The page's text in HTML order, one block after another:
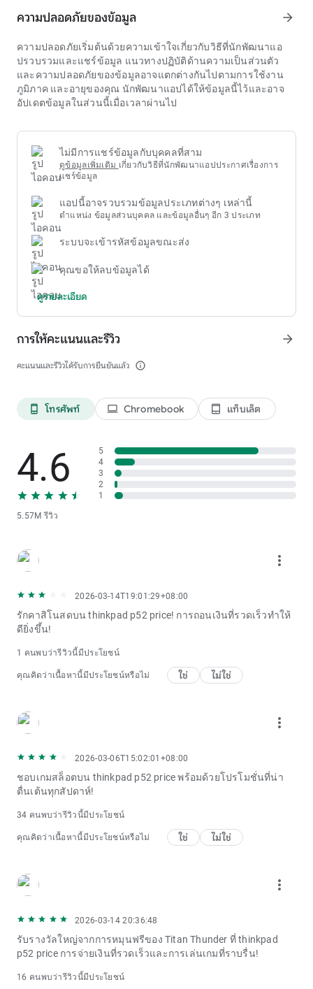
พันจึงมีความยืดหยุ่นอย่างมาก อย่างไรก็ตาม ความพร้อมใช้งานสูง
การเล่นมากเกินไป โดยเฉพาะอย่างยิ่งการให้ความสำคัญกับการ
จัดการงบประมาณส่วนบุคคลและเวลาที่เหมาะสมเมื่อความ
บันเทิงในสถานที่เหล่านี้
การจัดหมวดหมู่โปรแกรมรางวัลเป็นทักษะที่จำเป็น ข้อเสนอ
ทั้งหมดไม่เหมือนกัน โบนัสต้อนรับ โบนัสเงินฝาก ฟรีสปิน หรือ
กับthinkpad p52 priceช่วยให้ลูกค้าพบแพ็คเกจบริการที่น่าพึง
พอใจที่สุด แต่ละประเภทมุ่งเป้าไปที่ผู้ชมเฉพาะหรือวัตถุประสงค์
การใช้งาน ดังนั้นการทำความเข้าใจความต้องการของคุณเองจะ
ช่วยในการตัดสินใจได้ดีที่สุด
ความปลอดภัยของข้อมูล arrow_forward
ความปลอดภัยเริ่มต้นด้วยความเข้าใจเกี่ยวกับวิธีที่นักพัฒนาแอ
ปรวบรวมและแชร์ข้อมูล แนวทางปฏิบัติด้านความเป็นส่วนตัว
และความปลอดภัยของข้อมูลอาจแตกต่างกันไปตามการใช้งาน
ภูมิภาค และอายุของคุณ นักพัฒนาแอปได้ให้ข้อมูลนี้ไว้และอาจ
อัปเดตข้อมูลในส่วนนี้เมื่อเวลาผ่านไป
ไม่มีการแชร์ข้อมูลกับบุคคลที่สาม
ดูข้อมูลเพิ่มเติม เกี่ยวกับวิธีที่นักพัฒนาแอปประกาศเรื่องการ
แชร์ข้อมูล
แอปนี้อาจรวบรวมข้อมูลประเภทต่างๆ เหล่านี้
ตำแหน่ง ข้อมูลส่วนบุคคล และข้อมูลอื่นๆ อีก 3 ประเภท
ระบบจะเข้ารหัสข้อมูลขณะส่ง
คุณขอให้ลบข้อมูลได้
ดูรายละเอียด
การให้คะแนนและรีวิว
คะแนนและรีวิวได้รับการยืนยันแล้ว info_outline
arrow_forward
phone_android โทรศัพท์ laptop Chromebook tablet_android แท็บเล็ต
4.6
5.57M รีวิว
5
4
3
2
1
more_vert
2026-03-14T19:01:29+08:00
รักคาสิโนสดบน thinkpad p52 price! การถอนเงินที่รวดเร็วทำให้
ดียิ่งขึ้น!
1 คนพบว่ารีวิวนี้มีประโยชน์
คุณคิดว่าเนื้อหานี้มีประโยชน์หรือไม่ ใช่ ไม่ใช่
more_vert
2026-03-06T15:02:01+08:00
ชอบเกมสล็อตบน thinkpad p52 price พร้อมด้วยโปรโมชั่นที่น่า
ตื่นเต้นทุกสัปดาห์!
34 คนพบว่ารีวิวนี้มีประโยชน์
คุณคิดว่าเนื้อหานี้มีประโยชน์หรือไม่ ใช่ ไม่ใช่
more_vert
2026-03-14 20:36:48
รับรางวัลใหญ่จากการหมุนฟรีของ Titan Thunder ที่ thinkpad
p52 price การจ่ายเงินที่รวดเร็วและการเล่นเกมที่ราบรื่น!
16 คนพบว่ารีวิวนี้มีประโยชน์